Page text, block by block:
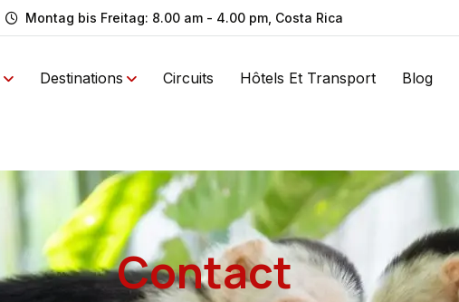
Montag bis Freitag: 8.00 am - 4.00 pm, Costa Rica
Destinations Circuits Hôtels Et Transport Blog
Contact